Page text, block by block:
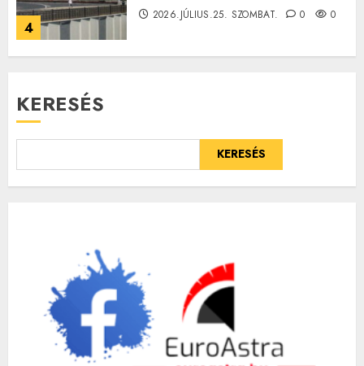
4
2026.JÚLIUS.25. SZOMBAT. 0 0
KERESÉS
KERESÉS